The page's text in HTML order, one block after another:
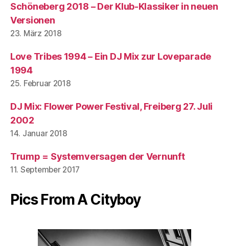
Schöneberg 2018 – Der Klub-Klassiker in neuen
Versionen
23. März 2018
Love Tribes 1994 – Ein DJ Mix zur Loveparade
1994
25. Februar 2018
DJ Mix: Flower Power Festival, Freiberg 27. Juli
2002
14. Januar 2018
Trump = Systemversagen der Vernunft
11. September 2017
Pics From A Cityboy